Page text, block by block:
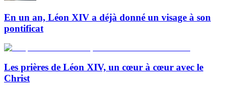
En un an, Léon XIV a déjà donné un visage à son
pontificat
Les prières de Léon XIV, un cœur à cœur avec le
Christ